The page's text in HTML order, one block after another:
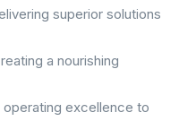
superior solutions
a nourishing
operating excellence to